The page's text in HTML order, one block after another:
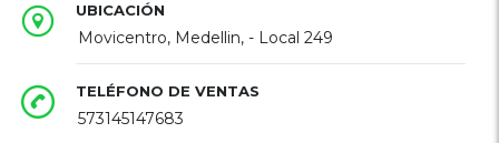
UBICACIÓN
Movicentro, Medellin, - Local 249
TELÉFONO DE VENTAS
573145147683